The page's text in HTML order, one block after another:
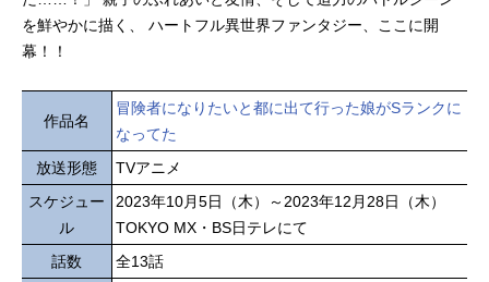
を鮮やかに描く、 ハートフル異世界ファンタジー、ここに開
幕！！
作品名
冒険者になりたいと都に出て行った娘がSランクに
なってた
放送形態
TVアニメ
スケジュー
ル
2023年10月5日（木）～2023年12月28日（木）
TOKYO MX・BS日テレにて
話数
全13話